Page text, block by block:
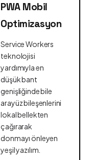
PWA Mobil
Optimizasyon
Service Workers
teknolojisi
yardımıyla en
düşük bant
genişliğinde bile
arayüz bileşenlerini
lokal bellekten
çağırarak
donmayı önleyen
yeşil yazılım.